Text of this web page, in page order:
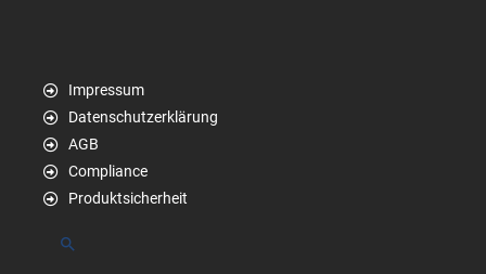
Impressum
Datenschutzerklärung
AGB
Compliance
Produktsicherheit
Suchen